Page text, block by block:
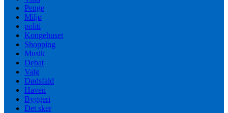
Penge
Miljø
politi
Kongehuset
Shopping
Musik
Debat
Valg
Dødsfald
Haven
Byggeri
Det sker